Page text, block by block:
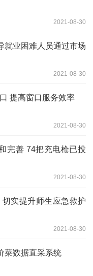
2021-08-30
就业困难人员通过市场
2021-08-30
提高窗口服务效率
2021-08-30
完善 74把充电枪已投
2021-08-30
实提升师生应急救护
2021-08-30
菜数据直采系统